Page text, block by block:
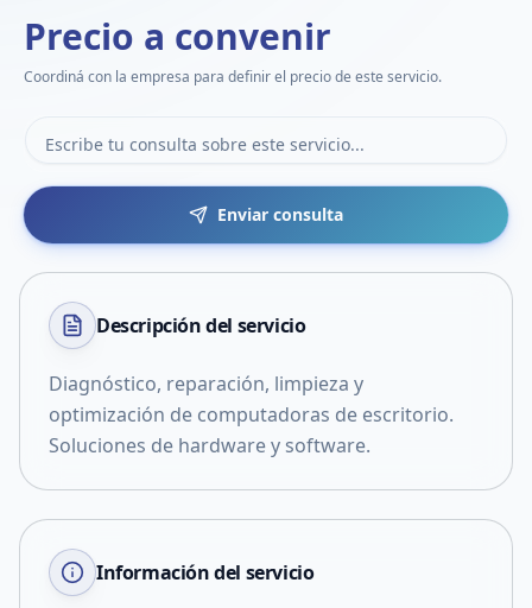
Precio a convenir
Coordiná con la empresa para definir el precio de este servicio.
Enviar consulta
Descripción del servicio
Diagnóstico, reparación, limpieza y
optimización de computadoras de escritorio.
Soluciones de hardware y software.
Información del servicio